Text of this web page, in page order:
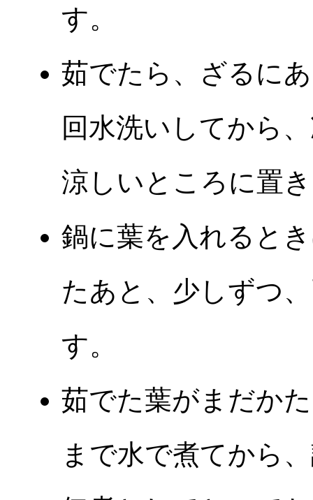
す。
茹でたら、ざるに
回水洗いしてから
涼しいところに置
鍋に葉を入れると
たあと、少しずつ
す。
茹でた葉がまだか
まで水で煮てから